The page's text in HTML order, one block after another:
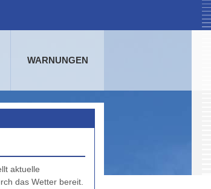
WARNUNGEN
aktuelle
das Wetter bereit.